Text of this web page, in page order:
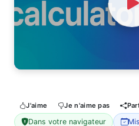
Watch
J'aime Je n'aime pas
Dans votre navigateur